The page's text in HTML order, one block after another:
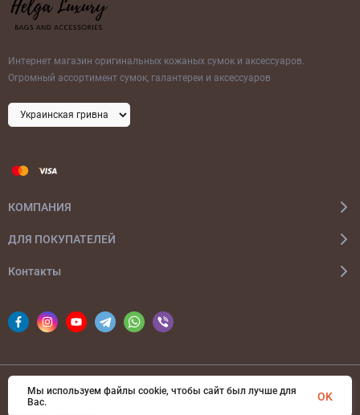
Интернет магазин оригинальных кожаных сумок и аксессуаров.
Огромный ассортимент сумок, галантереи и аксессуаров
КОМПАНИЯ
ДЛЯ ПОКУПАТЕЛЕЙ
Контакты
© 2026 bags-ua.com Все права защищены
Мы используем файлы cookie, чтобы сайт был лучше для
Вас.
OK